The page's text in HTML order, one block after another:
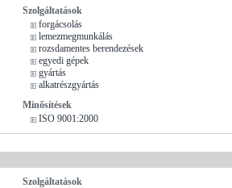
Szolgáltatások
forgácsolás
lemezmegmunkálás
rozsdamentes berendezések
egyedi gépek
gyártás
alkatrészgyártás
Minősítések
ISO 9001:2000
Szolgáltatások